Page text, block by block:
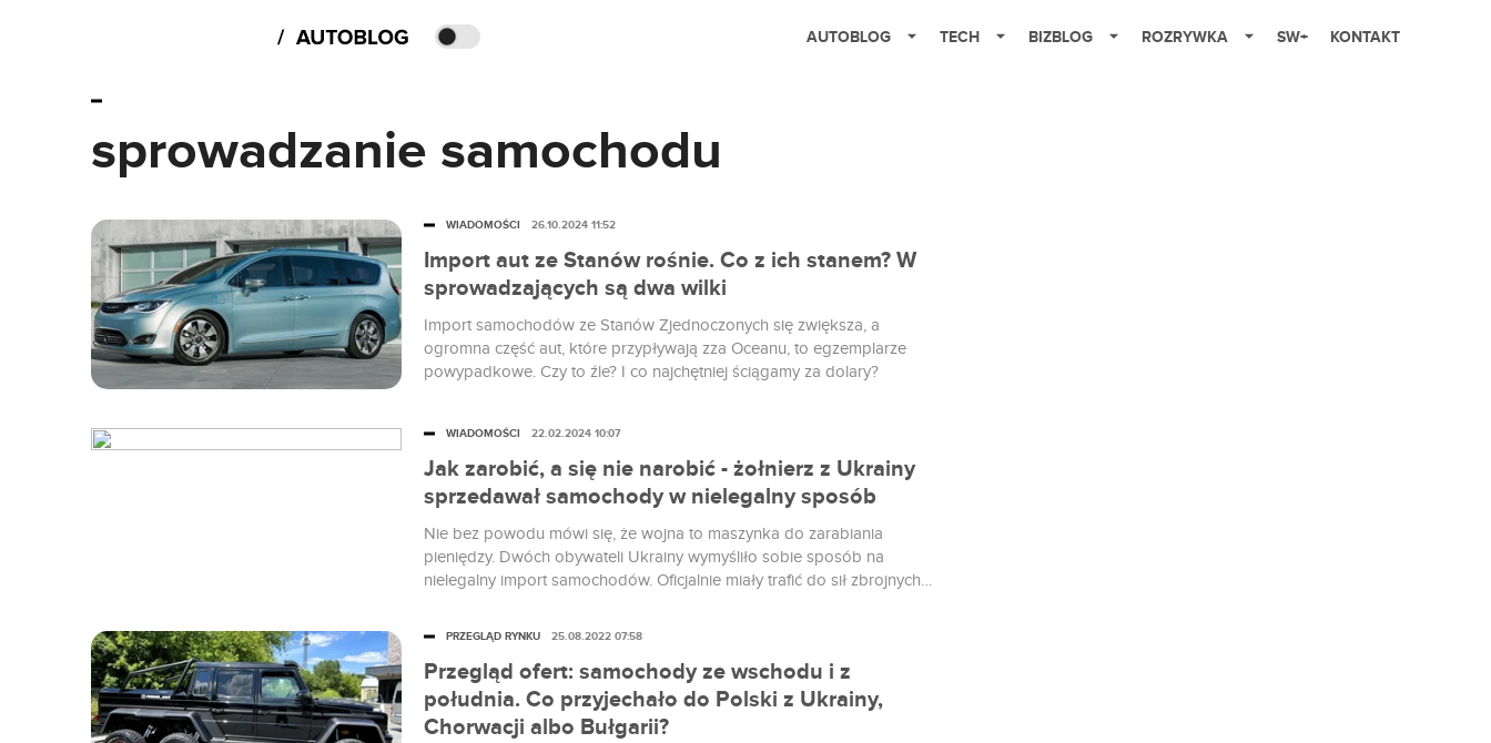
AUTOBLOG TECH BIZBLOG ROZRYWKA SW+ KONTAKT
sprowadzanie samochodu
Import aut ze Stanów rośnie. Co z ich stanem? W
sprowadzających są dwa wilki
Import samochodów ze Stanów Zjednoczonych się zwiększa, a
ogromna część aut, które przypływają zza Oceanu, to egzemplarze
powypadkowe. Czy to źle? I co najchętniej ściągamy za dolary?
WIADOMOŚCI 26.10.2024 11:52
Jak zarobić, a się nie narobić - żołnierz z Ukrainy
sprzedawał samochody w nielegalny sposób
Nie bez powodu mówi się, że wojna to maszynka do zarabiania
pieniędzy. Dwóch obywateli Ukrainy wymyśliło sobie sposób na
nielegalny import samochodów. Oficjalnie miały trafić do sił zbrojnych
WIADOMOŚCI 22.02.2024 10:07
Przegląd ofert: samochody ze wschodu i z
południa. Co przyjechało do Polski z Ukrainy,
Chorwacji albo Bułgarii?
PRZEGLĄD RYNKU 25.08.2022 07:58